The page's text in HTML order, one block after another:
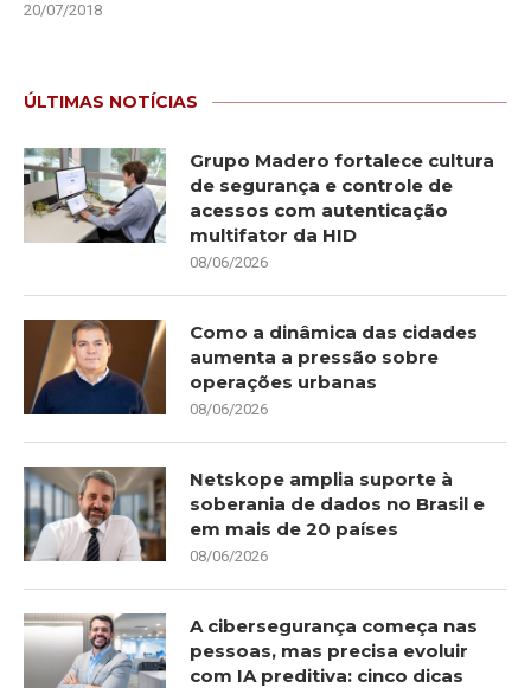
20/07/2018
ÚLTIMAS NOTÍCIAS
Grupo Madero fortalece cultura
de segurança e controle de
acessos com autenticação
multifator da HID
08/06/2026
Como a dinâmica das cidades
aumenta a pressão sobre
operações urbanas
08/06/2026
Netskope amplia suporte à
soberania de dados no Brasil e
em mais de 20 países
08/06/2026
A cibersegurança começa nas
pessoas, mas precisa evoluir
com IA preditiva: cinco dicas